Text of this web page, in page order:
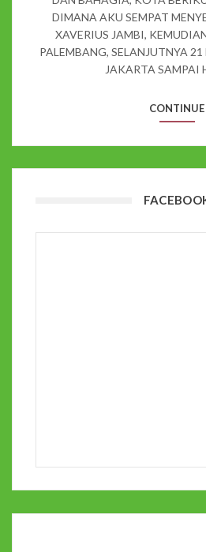
DIMANA AKU SEMPAT
XAVERIUS JAMBI,
PALEMBANG, SELANJUTNYA
JAKARTA SAMPAI
CONTINUE